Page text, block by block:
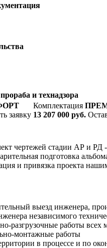
и технадзора
заявку
Комплектация
13 207 000 руб.
чертежей стадии АР и РД
подготовка
и привязка проекта
выезд инженера,
независимого
разгрузочные работы всех
монтажные работы
в процессе и по